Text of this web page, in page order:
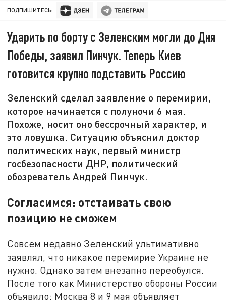
ПОДПИШИТЕСЬ:
Ударить по борту с Зеленским могли до Дня
Победы, заявил Пинчук. Теперь Киев
готовится крупно подставить Россию
Зеленский сделал заявление о перемирии,
которое начинается с полуночи 6 мая.
Похоже, носит оно бессрочный характер, и
это ловушка. Ситуацию объяснил доктор
политических наук, первый министр
госбезопасности ДНР, политический
обозреватель Андрей Пинчук.
Согласимся: отстаивать свою
позицию не сможем
Совсем недавно Зеленский ультимативно
заявлял, что никакое перемирие Украине не
нужно. Однако затем внезапно переобулся.
После того как Министерство обороны России
объявило: Москва 8 и 9 мая объявляет